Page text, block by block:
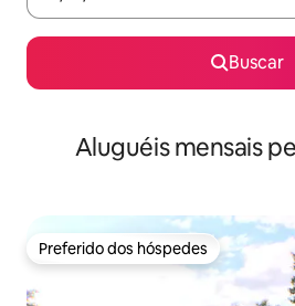
Buscar
Aluguéis mensais
Preferido dos hóspedes
Preferido dos hóspedes